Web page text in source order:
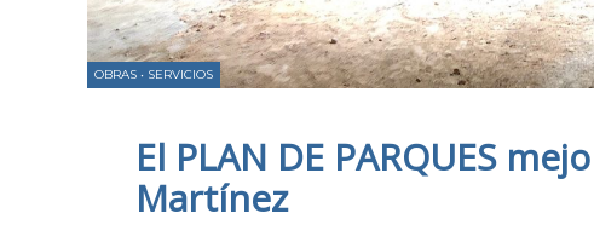
OBRAS • SERVICIOS
El PLAN DE PARQUES
Martínez